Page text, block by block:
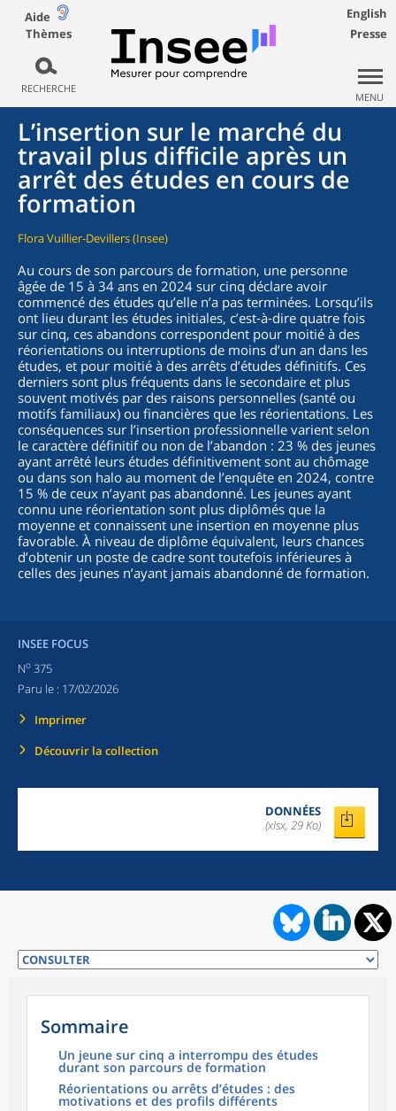
Aide
Thèmes
RECHERCHE
English
Presse
MENU
L’insertion sur le marché du
travail plus difficile après un
arrêt des études en cours de
formation
Flora Vuillier-Devillers (Insee)
Au cours de son parcours de formation, une personne
âgée de 15 à 34 ans en 2024 sur cinq déclare avoir
commencé des études qu’elle n’a pas terminées. Lorsqu’ils
ont lieu durant les études initiales, c’est‑à‑dire quatre fois
sur cinq, ces abandons correspondent pour moitié à des
réorientations ou interruptions de moins d’un an dans les
études, et pour moitié à des arrêts d’études définitifs. Ces
derniers sont plus fréquents dans le secondaire et plus
souvent motivés par des raisons personnelles (santé ou
motifs familiaux) ou financières que les réorientations. Les
conséquences sur l’insertion professionnelle varient selon
le caractère définitif ou non de l’abandon : 23 % des jeunes
ayant arrêté leurs études définitivement sont au chômage
ou dans son halo au moment de l’enquête en 2024, contre
15 % de ceux n’ayant pas abandonné. Les jeunes ayant
connu une réorientation sont plus diplômés que la
moyenne et connaissent une insertion en moyenne plus
favorable. À niveau de diplôme équivalent, leurs chances
d’obtenir un poste de cadre sont toutefois inférieures à
celles des jeunes n’ayant jamais abandonné de formation.
INSEE FOCUS
No 375
Paru le : 17/02/2026
Imprimer
Découvrir la collection
DONNÉES
(xlsx, 29 Ko)
Sommaire
Un jeune sur cinq a interrompu des études
durant son parcours de formation
Réorientations ou arrêts d’études : des
motivations et des profils différents